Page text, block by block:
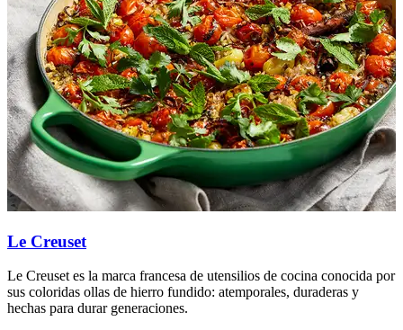
Le Creuset
Le Creuset es la marca francesa de utensilios de cocina conocida por
sus coloridas ollas de hierro fundido: atemporales, duraderas y
hechas para durar generaciones.